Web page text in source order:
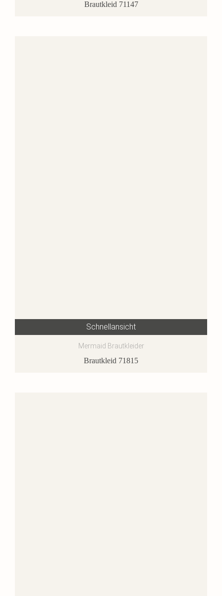
Brautkleid 71147
Schnellansicht
Mermaid Brautkleider
Brautkleid 71815